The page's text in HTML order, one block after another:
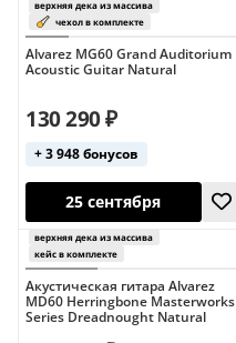
Япония
верхняя дека из массива
кейс в комплекте
20 октября
Alvarez MG60 Grand Auditorium
Acoustic Guitar Natural
130 290 ₽
+ 3 948 бонусов
Акустическая гитара Alvarez
MD60 Herringbone Masterworks
Series Dreadnought Natural